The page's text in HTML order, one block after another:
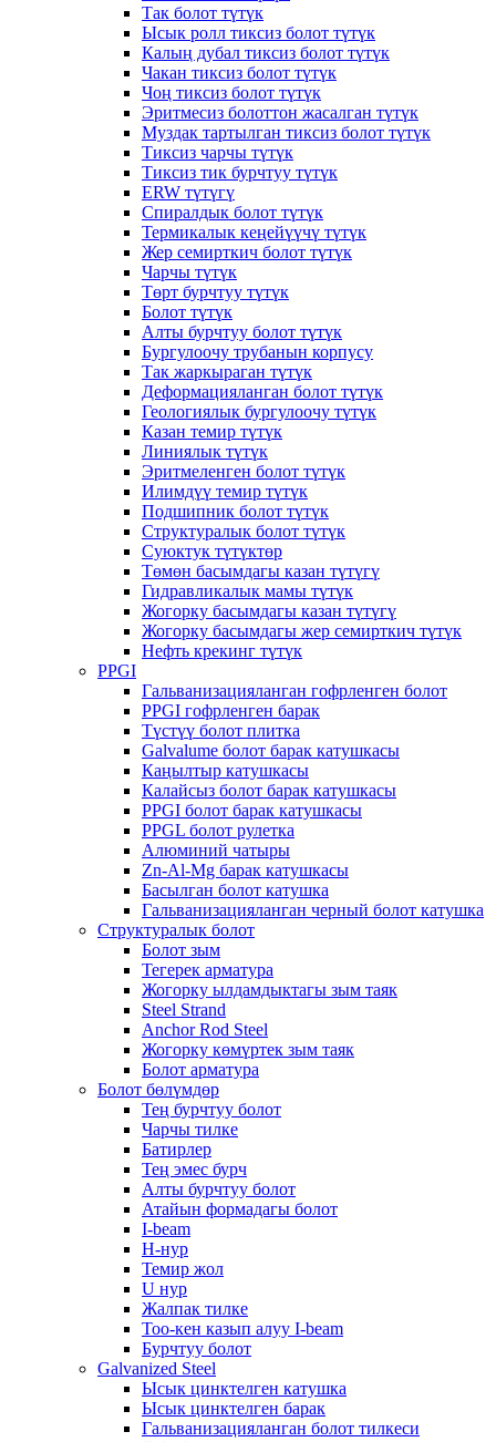
Так болот түтүк
Ысык ролл тиксиз болот түтүк
Калың дубал тиксиз болот түтүк
Чакан тиксиз болот түтүк
Чоң тиксиз болот түтүк
Эритмесиз болоттон жасалган түтүк
Муздак тартылган тиксиз болот түтүк
Тиксиз чарчы түтүк
Тиксиз тик бурчтуу түтүк
ERW түтүгү
Спиралдык болот түтүк
Термикалык кеңейүүчү түтүк
Жер семирткич болот түтүк
Чарчы түтүк
Төрт бурчтуу түтүк
Болот түтүк
Алты бурчтуу болот түтүк
Бургулоочу трубанын корпусу
Так жаркыраган түтүк
Деформацияланган болот түтүк
Геологиялык бургулоочу түтүк
Казан темир түтүк
Линиялык түтүк
Эритмеленген болот түтүк
Илимдүү темир түтүк
Подшипник болот түтүк
Структуралык болот түтүк
Суюктук түтүктөр
Төмөн басымдагы казан түтүгү
Гидравликалык мамы түтүк
Жогорку басымдагы казан түтүгү
Жогорку басымдагы жер семирткич түтүк
Нефть крекинг түтүк
PPGI
Гальванизацияланган гофрленген болот
PPGI гофрленген барак
Түстүү болот плитка
Galvalume болот барак катушкасы
Каңылтыр катушкасы
Калайсыз болот барак катушкасы
PPGI болот барак катушкасы
PPGL болот рулетка
Алюминий чатыры
Zn-Al-Mg барак катушкасы
Басылган болот катушка
Гальванизацияланган черный болот катушка
Структуралык болот
Болот зым
Тегерек арматура
Жогорку ылдамдыктагы зым таяк
Steel Strand
Anchor Rod Steel
Жогорку көмүртек зым таяк
Болот арматура
Болот бөлүмдөр
Тең бурчтуу болот
Чарчы тилке
Батирлер
Тең эмес бурч
Алты бурчтуу болот
Атайын формадагы болот
I-beam
H-нур
Темир жол
U нур
Жалпак тилке
Тоо-кен казып алуу I-beam
Бурчтуу болот
Galvanized Steel
Ысык цинктелген катушка
Ысык цинктелген барак
Гальванизацияланган болот тилкеси